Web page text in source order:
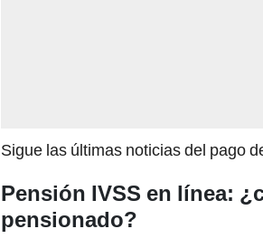
Sigue las últimas noticias del pago
Pensión IVSS en línea:
pensionado?